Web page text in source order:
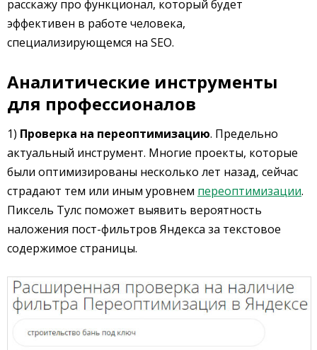
расскажу про функционал, который будет
эффективен в работе человека,
специализирующемся на SEO.
Аналитические инструменты
для профессионалов
1) Проверка на переоптимизацию. Предельно
актуальный инструмент. Многие проекты, которые
были оптимизированы несколько лет назад, сейчас
страдают тем или иным уровнем переоптимизации.
Пиксель Тулс поможет выявить вероятность
наложения пост-фильтров Яндекса за текстовое
содержимое страницы.